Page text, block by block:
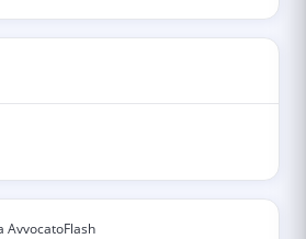
AvvocatoFlash